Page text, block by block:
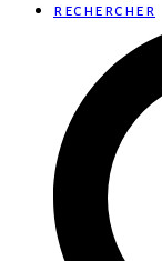
rechercher